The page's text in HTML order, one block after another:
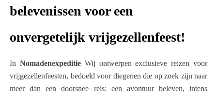
belevenissen voor een
onvergetelijk vrijgezellenfeest!
In NomadenexpeditieWij ontwerpen exclusieve reizen voor
vrijgezellenfeesten, bedoeld voor diegenen die op zoek zijn naar
meer dan een doorsnee reis: een avontuur beleven, intens